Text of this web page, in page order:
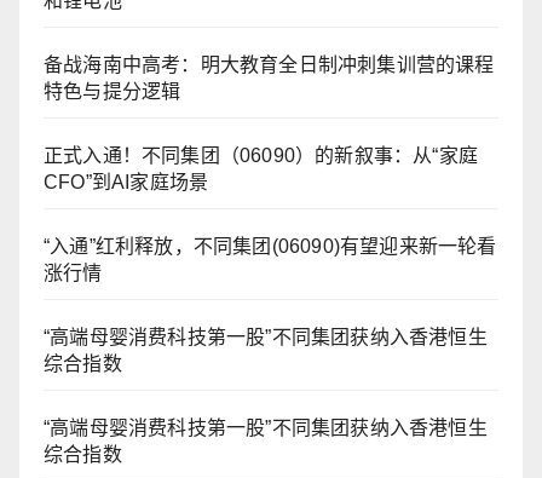
备战海南中高考：明大教育全日制冲刺集训营的课程
特色与提分逻辑
正式入通！不同集团（06090）的新叙事：从“家庭
CFO”到AI家庭场景
“入通”红利释放，不同集团(06090)有望迎来新一轮看
涨行情
“高端母婴消费科技第一股”不同集团获纳入香港恒生
综合指数
“高端母婴消费科技第一股”不同集团获纳入香港恒生
综合指数